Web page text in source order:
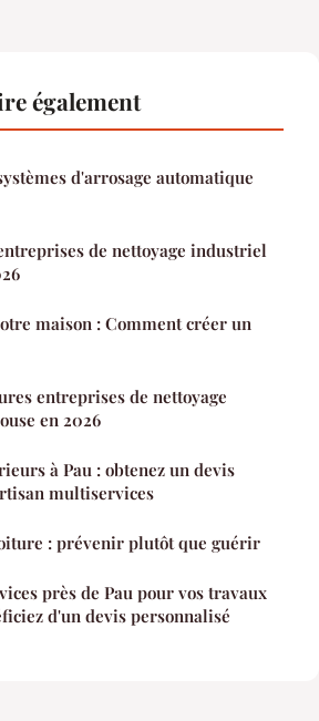
également
d'arrosage automatique
de nettoyage industriel
maison : Comment créer un
entreprises de nettoyage
en 2026
à Pau : obtenez un devis
multiservices
: prévenir plutôt que guérir
près de Pau pour vos travaux
d'un devis personnalisé